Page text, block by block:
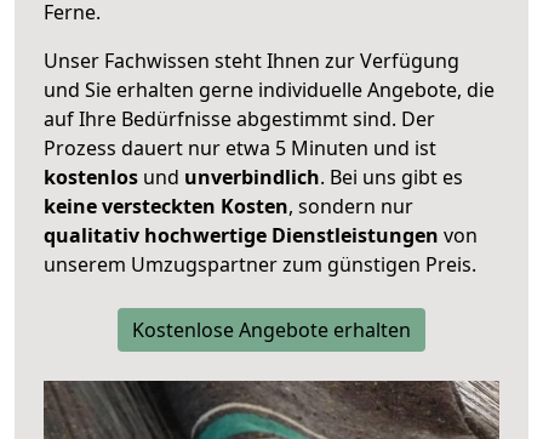
Ferne.
Unser Fachwissen steht Ihnen zur Verfügung
und Sie erhalten gerne individuelle Angebote, die
auf Ihre Bedürfnisse abgestimmt sind. Der
Prozess dauert nur etwa 5 Minuten und ist
kostenlos und unverbindlich. Bei uns gibt es
keine versteckten Kosten, sondern nur
qualitativ hochwertige Dienstleistungen von
unserem Umzugspartner zum günstigen Preis.
Kostenlose Angebote erhalten